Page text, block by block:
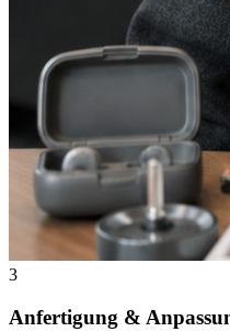
3
Anfertigung &